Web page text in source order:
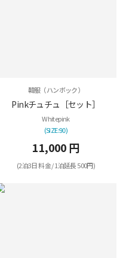
韓服（ハンボック）
Pinkチュチュ［セット］
Whitepink
(SIZE:90)
11,000 円
(2泊3日 料金 / 1泊延長 500円)